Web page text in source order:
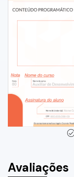
Avaliações